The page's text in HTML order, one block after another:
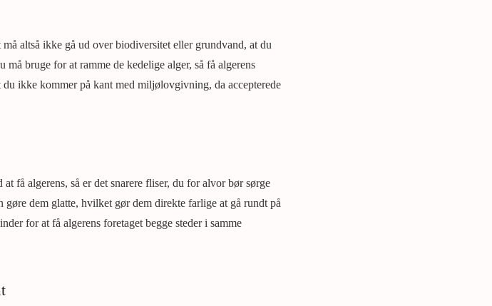
altså ikke gå ud over biodiversitet eller grundvand, at du
bruge for at ramme de kedelige alger, så få algerens
ikke kommer på kant med miljølovgivning, da accepterede
få algerens, så er det snarere fliser, du for alvor bør sørge
dem glatte, hvilket gør dem direkte farlige at gå rundt på
for at få algerens foretaget begge steder i samme